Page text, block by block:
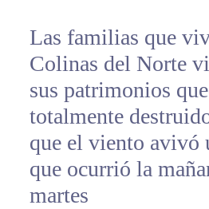
Las familias que
Colinas del Norte
sus patrimonios
totalmente
que el viento avivó
que ocurrió la
martes